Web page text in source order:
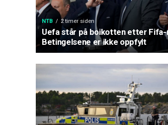
NTB 2 timer siden
Uefa står på boikotten etter
Betingelsene er ikke oppfylt